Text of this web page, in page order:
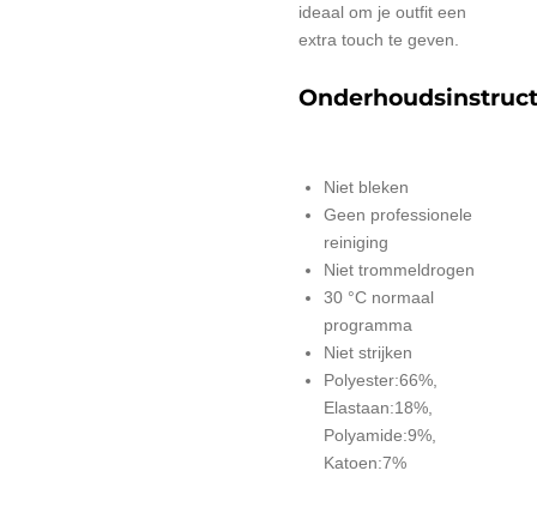
ideaal om je outfit een
extra touch te geven.
Niet bleken
Geen professionele
reiniging
Niet trommeldrogen
30 °C normaal
programma
Niet strijken
Polyester:66%,
Elastaan:18%,
Polyamide:9%,
Katoen:7%